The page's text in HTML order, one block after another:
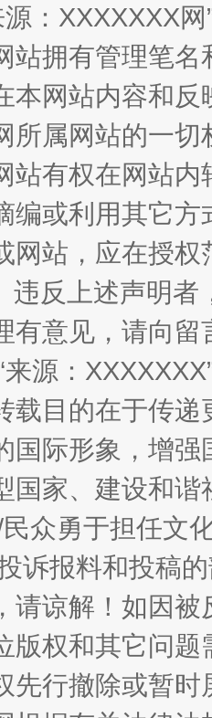
、白藏房 除
：XXXXXXX
站拥有管理笔
本网站内容和
所属网站的一
站有权在网站
编或利用其它
网站，应在授
违反上述声明
有意见，请向
来源：
载目的在于传
国际形象，增
国家、建设和
众勇于担任文
诉报料和投稿
请谅解！如因
版权和其它问题
先行撤除或暂